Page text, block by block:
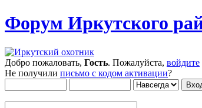
Форум Иркутского
Добро пожаловать, Гость. Пожалуйста, войдите
Не получили письмо с кодом активации?